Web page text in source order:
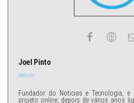
Joel Pinto
Website
Fundador do Noticias e Tecnologia,
projeto online, depois de vários anos